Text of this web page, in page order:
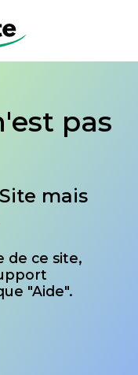
pas
mais
de ce site,
"Aide".